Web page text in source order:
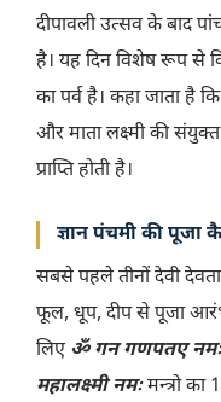
दीपावली उत्सव के बाद
है। यह दिन विशेष रूप से
का पर्व है। कहा जाता है
और माता लक्ष्मी की
प्राप्ति होती है।
ज्ञान पंचमी की पूजा
सबसे पहले तीनों देवी
फूल, धूप, दीप से पूजा
लिए ॐ गन गणपतए
महालक्ष्मी नमःमन्त्रो का